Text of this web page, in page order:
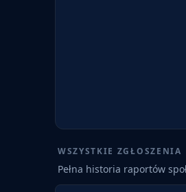
WSZYSTKIE ZGŁOSZENIA
Pełna historia raportów